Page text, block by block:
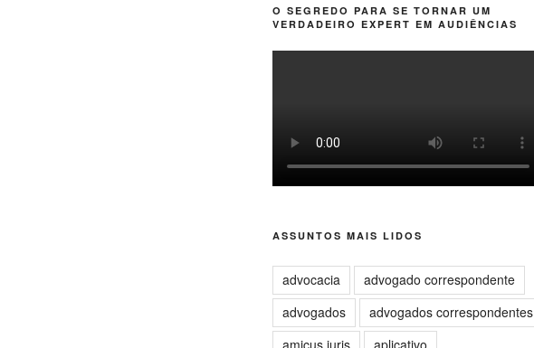
O SEGREDO PARA SE TORNAR UM
VERDADEIRO EXPERT EM AUDIÊNCIAS
ASSUNTOS MAIS LIDOS
advocacia
advogado correspondente
advogados
advogados correspondentes